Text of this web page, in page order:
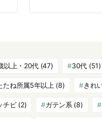
以上・20代 (47) 30代 (51)
たね所属5年以上 (8) きれ
チビ(2) ガテン系 (8)